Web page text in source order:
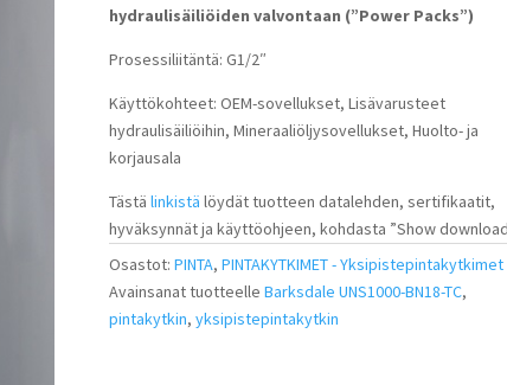
hydraulisäiliöiden valvontaan (”Power Packs”)
Prosessiliitäntä: G1/2″
Käyttökohteet: OEM-sovellukset, Lisävarusteet
hydraulisäiliöihin, Mineraaliöljysovellukset, Huolto- ja
korjausala
Tästälinkistä löydät tuotteen datalehden, sertifikaatit,
hyväksynnät ja käyttöohjeen, kohdasta ”Show
Osastot:PINTA,PINTAKYTKIMET - Yksipistepintakytkimet
Avainsanat tuotteelleBarksdale UNS1000-BN18-TC,
pintakytkin,yksipistepintakytkin